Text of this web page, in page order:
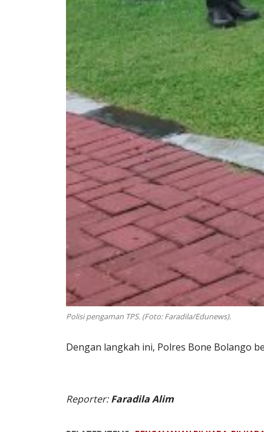
Polisi pengaman TPS. (Foto: Faradila/Edunews).
Dengan langkah ini, Polres Bone Bolango
Reporter:Faradila Alim